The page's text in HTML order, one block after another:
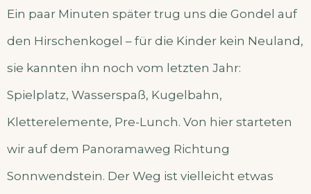
Ein paar Minuten später trug uns die Gondel auf
den Hirschenkogel – für die Kinder kein Neuland,
sie kannten ihn noch vom letzten Jahr:
Spielplatz, Wasserspaß, Kugelbahn,
Kletterelemente, Pre-Lunch. Von hier starteten
wir auf dem Panoramaweg Richtung
Sonnwendstein. Der Weg ist vielleicht etwas